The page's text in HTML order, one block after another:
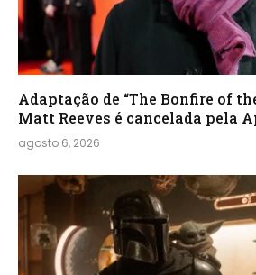
Adaptação de “The Bonfire of
Matt Reeves é cancelada pela
agosto 6, 2026